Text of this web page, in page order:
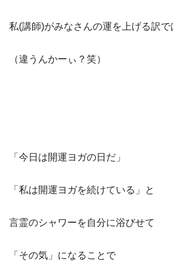
私(講師)がみなさんの運を上げる訳で
（違うんかーぃ？笑）
「今日は開運ヨガの日だ」
「私は開運ヨガを続けている」と
言霊のシャワーを自分に浴びせて
「その気」になることで